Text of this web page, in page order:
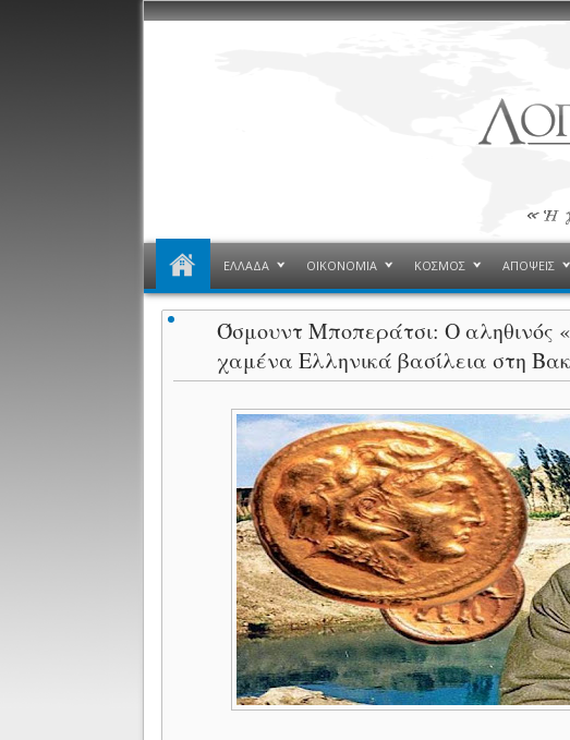
ΕΛΛΑΔΑ ΟΙΚΟΝΟΜΙΑ ΚΟΣΜΟΣ ΑΠΟΨΕΙΣ
Όσμουντ Μποπεράτσι: Ο αληθινός
χαμένα Eλληνικά βασίλεια στη